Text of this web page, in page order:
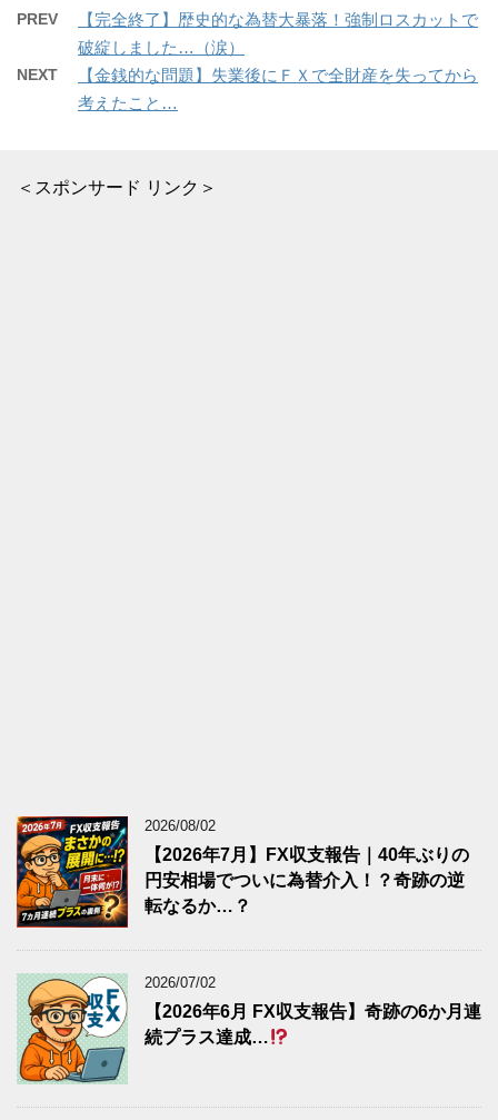
PREV
【完全終了】歴史的な為替大暴落！強制ロスカットで
破綻しました…（涙）
NEXT
【金銭的な問題】失業後にＦＸで全財産を失ってから
考えたこと…
＜スポンサード リンク＞
2026/08/02
【2026年7月】FX収支報告｜40年ぶりの
円安相場でついに為替介入！？奇跡の逆
転なるか…？
2026/07/02
【2026年6月 FX収支報告】奇跡の6か月連
続プラス達成…